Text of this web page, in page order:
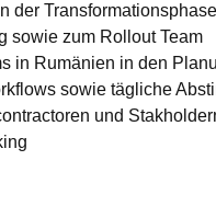
der
sowie zum Rollout Team
in Rumänien in den
sowie tägliche
und